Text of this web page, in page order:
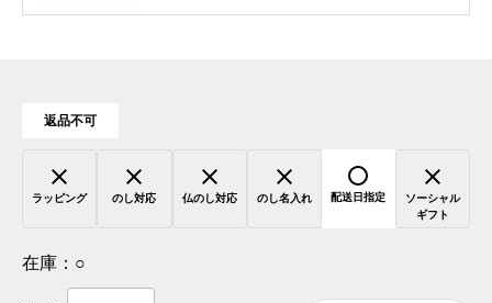
返品不可
ラッピング のし対応 仏のし対応 のし名入れ 配送日指定
ソーシャル
ギフト
在庫： ○